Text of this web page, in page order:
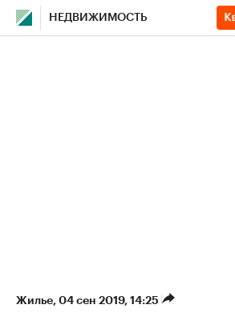
НЕДВИЖИМОСТЬ
Жилье⁠, 04 сен 2019, 14:25